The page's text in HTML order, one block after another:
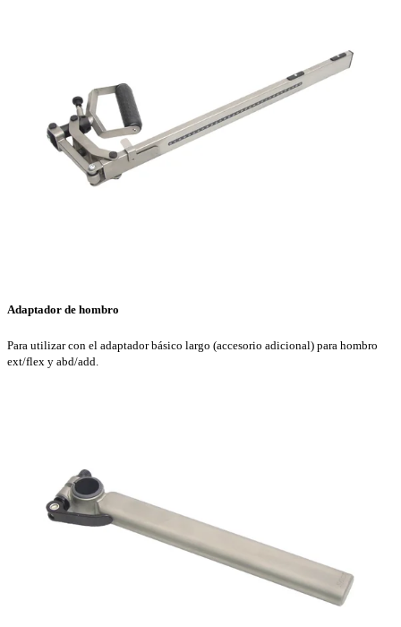
Adaptador de hombro
Para utilizar con el adaptador básico largo (accesorio adicional) para hombro
ext/flex y abd/add.